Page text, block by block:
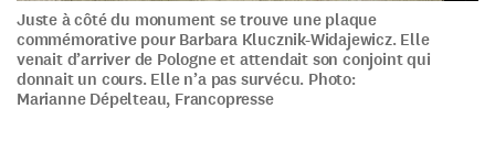
Juste à côté du monument se trouve une plaque
commémorative pour Barbara Klucznik-Widajewicz. Elle
venait d’arriver de Pologne et attendait son conjoint qui
donnait un cours. Elle n’a pas survécu. Photo:
Marianne Dépelteau, Francopresse